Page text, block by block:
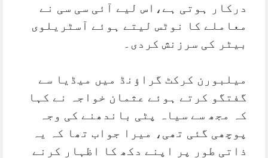
درکار ہوتی ہے،اس لیے آئی سی سی نے
معاملے کا نوٹس لیتے ہوئے آسٹریلوی
بیٹر کی سرزنش کردی۔
میلبورن کرکٹ گراؤنڈ میں میڈیا سے
گفتگو کرتے ہوئے عثمان خواجہ نے کہا
کہ مجھ سے سیاہ پٹی باندھنے کی وجہ
پوچھی گئی تھی، میرا جواب تھا کہ یہ
ذاتی طور پر اپنے دکھ کا اظہار کرنے